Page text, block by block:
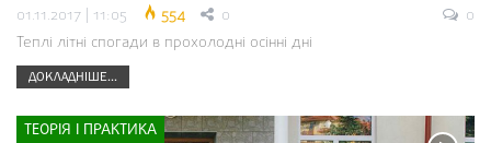
01.11.2017 | 11:05 554 0
0
Теплі літні спогади в прохолодні осінні дні
ДОКЛАДНІШЕ...
ТЕОРІЯ І ПРАКТИКА